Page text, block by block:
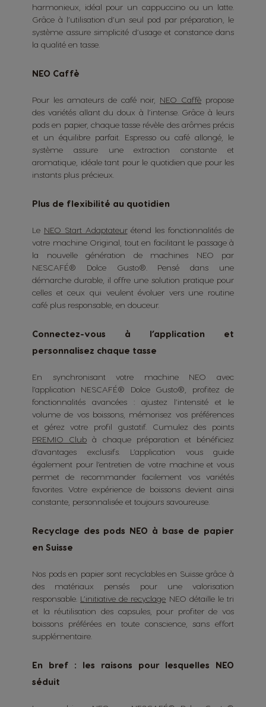
harmonieux, idéal pour un cappuccino ou un latte.
Grâce à l’utilisation d’un seul pod par préparation, le
système assure simplicité d’usage et constance dans
la qualité en tasse.
NEO Caffè
Pour les amateurs de café noir, NEO Caffè propose
des variétés allant du doux à l’intense. Grâce à leurs
pods en papier, chaque tasse révèle des arômes précis
et un équilibre parfait. Espresso ou café allongé, le
système assure une extraction constante et
aromatique, idéale tant pour le quotidien que pour les
instants plus précieux.
Plus de flexibilité au quotidien
Le NEO Start Adaptateurétend les fonctionnalités de
votre machine Original, tout en facilitant le passage à
la nouvelle génération de machines NEO par
NESCAFÉ® Dolce Gusto®. Pensé dans une
démarche durable, il offre une solution pratique pour
celles et ceux qui veulent évoluer vers une routine
café plus responsable, en douceur.
Connectez-vous à l’application et
personnalisez chaque tasse
En synchronisant votre machine NEO avec
l’application NESCAFÉ® Dolce Gusto®, profitez de
fonctionnalités avancées : ajustez l’intensité et le
volume de vos boissons, mémorisez vos préférences
et gérez votre profil gustatif. Cumulez des points
PREMIO Club à chaque préparation et bénéficiez
d’avantages exclusifs. L’application vous guide
également pour l’entretien de votre machine et vous
permet de recommander facilement vos variétés
favorites. Votre expérience de boissons devient ainsi
constante, personnalisée et toujours savoureuse.
Recyclage des pods NEO à base de papier
en Suisse
Nos pods en papier sont recyclables en Suisse grâce à
des matériaux pensés pour une valorisation
responsable. L’initiative de recyclage NEO détaille le tri
et la réutilisation des capsules, pour profiter de vos
boissons préférées en toute conscience, sans effort
supplémentaire.
En bref : les raisons pour lesquelles NEO
séduit